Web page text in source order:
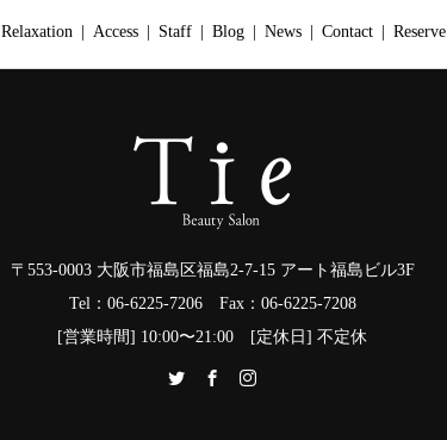
Relaxation Access Staff Blog News Contact Reserve
〒553-0003 大阪市福島区福島2-7-15 アート福島ビル3F
Tel：06-6225-7206 Fax：06-6225-7208
[営業時間] 10:00〜21:00 [定休日] 不定休